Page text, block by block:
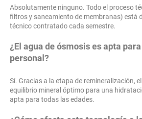
Absolutamente ninguno. Todo el proceso
filtros y saneamiento de membranas) está
técnico contratado cada semestre.
¿El agua de ósmosis es apta para
personal?
Sí. Gracias a la etapa de remineralización,
equilibrio mineral óptimo para una
apta para todas las edades.